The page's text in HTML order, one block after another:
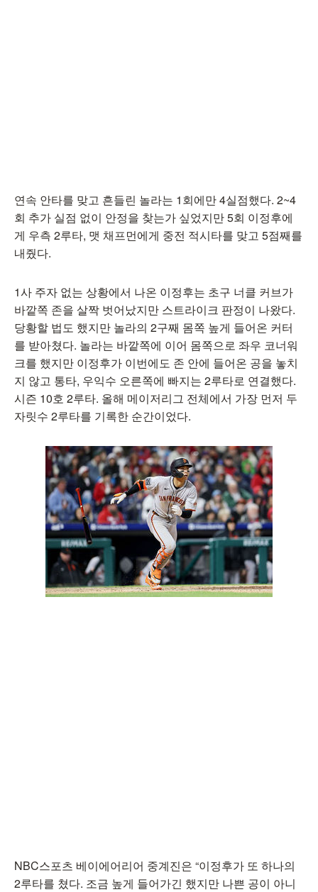
연속 안타를 맞고 흔들린 놀라는 1회에만 4실점했다. 2~4
회 추가 실점 없이 안정을 찾는가 싶었지만 5회 이정후에
게 우측 2루타, 맷 채프먼에게 중전 적시타를 맞고 5점째를
내줬다.
1사 주자 없는 상황에서 나온 이정후는 초구 너클 커브가
바깥쪽 존을 살짝 벗어났지만 스트라이크 판정이 나왔다.
당황할 법도 했지만 놀라의 2구째 몸쪽 높게 들어온 커터
를 받아쳤다. 놀라는 바깥쪽에 이어 몸쪽으로 좌우 코너워
크를 했지만 이정후가 이번에도 존 안에 들어온 공을 놓치
지 않고 통타, 우익수 오른쪽에 빠지는 2루타로 연결했다.
시즌 10호 2루타. 올해 메이저리그 전체에서 가장 먼저 두
자릿수 2루타를 기록한 순간이었다.
NBC스포츠 베이에어리어 중계진은 “이정후가 또 하나의
2루타를 쳤다. 조금 높게 들어가긴 했지만 나쁜 공이 아니